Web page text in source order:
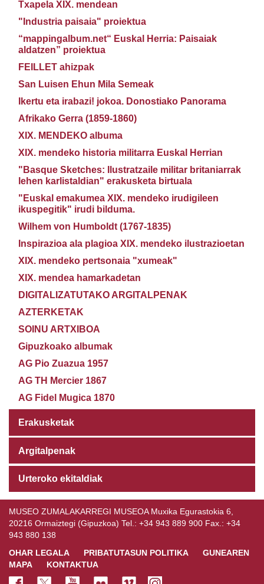
Txapela XIX. mendean
"Industria paisaia" proiektua
“mappingalbum.net“ Euskal Herria: Paisaiak
aldatzen” proiektua
FEILLET ahizpak
San Luisen Ehun Mila Semeak
Ikertu eta irabazi! jokoa. Donostiako Panorama
Afrikako Gerra (1859-1860)
XIX. MENDEKO albuma
XIX. mendeko historia militarra Euskal Herrian
"Basque Sketches: Ilustratzaile militar britaniarrak
lehen karlistaldian" erakusketa birtuala
"Euskal emakumea XIX. mendeko irudigileen
ikuspegitik" irudi bilduma.
Wilhem von Humboldt (1767-1835)
Inspirazioa ala plagioa XIX. mendeko ilustrazioetan
XIX. mendeko pertsonaia "xumeak"
XIX. mendea hamarkadetan
DIGITALIZATUTAKO ARGITALPENAK
AZTERKETAK
SOINU ARTXIBOA
Gipuzkoako albumak
AG Pio Zuazua 1957
AG TH Mercier 1867
AG Fidel Mugica 1870
Erakusketak
Argitalpenak
Urteroko ekitaldiak
MUSEO ZUMALAKARREGI MUSEOA Muxika Egurastokia 6,
20216 Ormaiztegi (Gipuzkoa) Tel.: +34 943 889 900 Fax.: +34
943 880 138
OHAR LEGALA
PRIBATUTASUN POLITIKA
GUNEAREN
MAPA
KONTAKTUA